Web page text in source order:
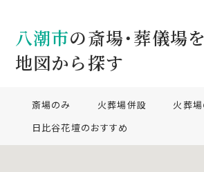
八潮市の斎場・葬儀場を
地図から探す
斎場のみ 火葬場併設
火葬
日比谷花壇のおすすめ